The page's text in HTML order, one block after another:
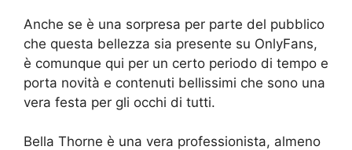
Anche se è una sorpresa per parte del pubblico
che questa bellezza sia presente su OnlyFans,
è comunque qui per un certo periodo di tempo e
porta novità e contenuti bellissimi che sono una
vera festa per gli occhi di tutti.
Bella Thorne è una vera professionista, almeno